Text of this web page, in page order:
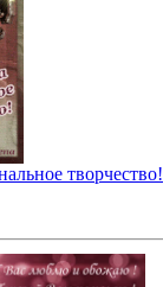
творчество!